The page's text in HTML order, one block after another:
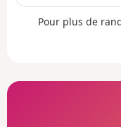
Pour plus de